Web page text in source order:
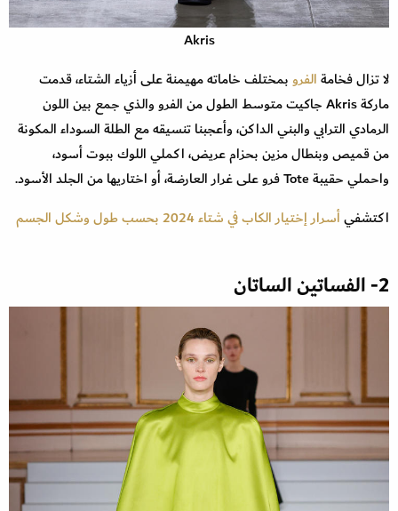
Akris
لا تزال فخامةالفروبمختلف خاماته مهيمنة على أزياء الشتاء، قدمت
ماركة Akris جاكيت متوسط الطول من الفرو والذي جمع بين اللون
الرمادي الترابي والبني الداكن، وأعجبنا تنسيقه مع الطلة السوداء المكونة
من قميص وبنطال مزين بحزام عريض، اكملي اللوك ببوت أسود،
واحملي حقيبة Tote فرو على غرار العارضة، أو اختاريها من الجلد الأسود.
اكتشفيأسرار إختيار الكاب في شتاء 2024 بحسب طول وشكل الجسم
2- الفساتين الساتان